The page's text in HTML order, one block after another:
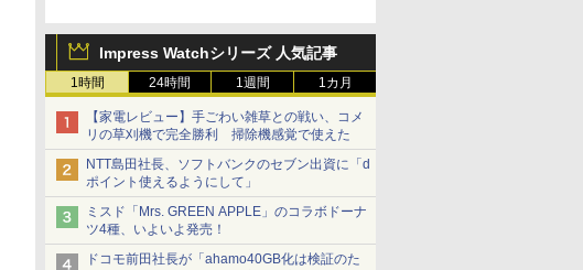
Impress Watchシリーズ 人気記事
1時間 24時間 1週間 1カ月
【家電レビュー】手ごわい雑草との戦い、コメ
リの草刈機で完全勝利 掃除機感覚で使えた
NTT島田社長、ソフトバンクのセブン出資に「d
ポイント使えるようにして」
ミスド「Mrs. GREEN APPLE」のコラボドーナ
ツ4種、いよいよ発売！
ドコモ前田社長が「ahamo40GB化は検証のた